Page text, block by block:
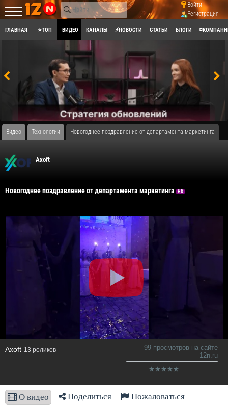
Войти
Регистрация
ГЛАВНАЯ ⭐ТОП ВИДЕО КАНАЛЫ ⚡НОВОСТИ СТАТЬИ БЛОГИ
Видео Технологии Новогоднее поздравление от департамента маркетинга
Axoft
Новогоднее поздравление от департамента маркетинга HD
Axoft 13 роликов
99 просмотров на сайте
12n.ru
О видео Поделиться Пожаловаться